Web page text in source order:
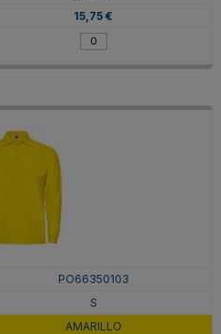
15,75 €
PO66350103
S
AMARILLO